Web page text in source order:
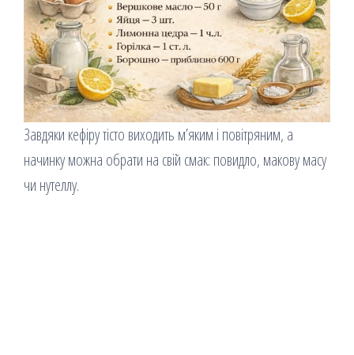
Завдяки кефіру тісто виходить м’яким і повітряним, а
начинку можна обрати на свій смак: повидло, макову масу
чи нутеллу.